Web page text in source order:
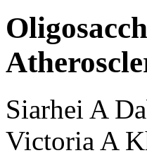
Siarhei A
Victoria A